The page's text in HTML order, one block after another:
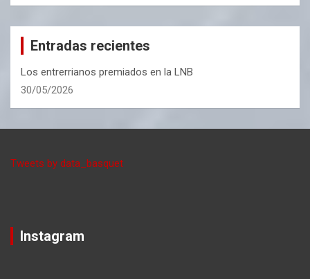
Entradas recientes
Los entrerrianos premiados en la LNB
30/05/2026
Tweets by data_basquet
Instagram